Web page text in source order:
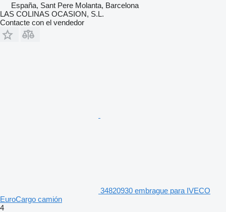
España, Sant Pere Molanta, Barcelona
LAS COLINAS OCASION, S.L.
Contacte con el vendedor
34820930 embrague para IVECO
EuroCargo camión
4